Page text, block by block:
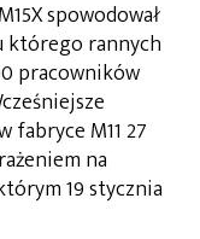
spowodował
którego rannych
pracowników
fabryce M11 27
na
19 stycznia